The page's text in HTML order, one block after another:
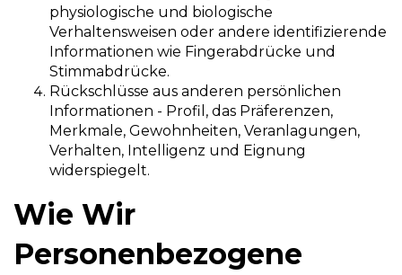
physiologische und biologische
Verhaltensweisen oder andere identifizierende
Informationen wie Fingerabdrücke und
Stimmabdrücke.
Rückschlüsse aus anderen persönlichen
Informationen - Profil, das Präferenzen,
Merkmale, Gewohnheiten, Veranlagungen,
Verhalten, Intelligenz und Eignung
widerspiegelt.
Wie Wir
Personenbezogene